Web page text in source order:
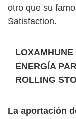
otro que su
Satisfaction.
ENERGÍA
ROLLING
La aportación